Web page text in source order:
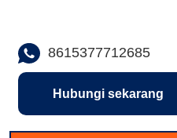
8615377712685
Hubungi sekarang